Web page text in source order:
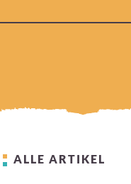
ALLE ARTIKEL